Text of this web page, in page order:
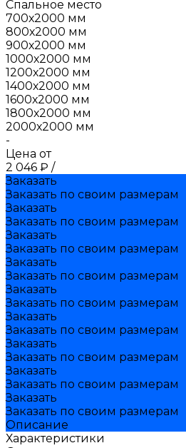
Спальное место
700х2000 мм
800х2000 мм
900х2000 мм
1000х2000 мм
1200х2000 мм
1400х2000 мм
1600х2000 мм
1800х2000 мм
2000х2000 мм
-
Цена от
2 046 ₽ /
Заказать
Заказать по своим размерам
Заказать
Заказать по своим размерам
Заказать
Заказать по своим размерам
Заказать
Заказать по своим размерам
Заказать
Заказать по своим размерам
Заказать
Заказать по своим размерам
Заказать
Заказать по своим размерам
Заказать
Заказать по своим размерам
Заказать
Заказать по своим размерам
Описание
Характеристики